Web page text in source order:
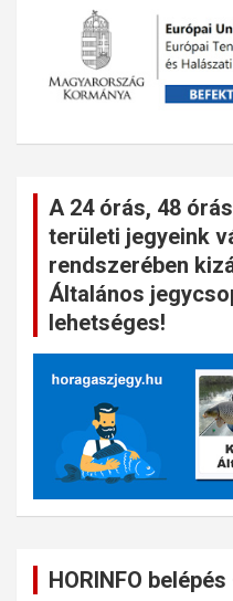
A 24 órás, 48
területi jegyeink
rendszerében
Általános
lehetséges!
HORINFO